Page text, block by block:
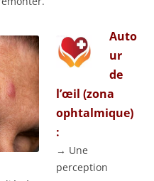
Auto
ur
de
l’œil (zona
ophtalmique)
:
→ Une
perception